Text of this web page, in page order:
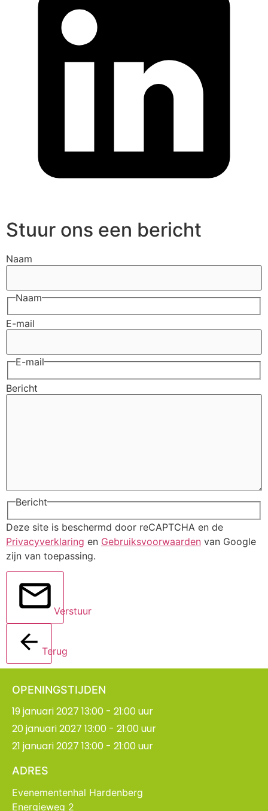
Stuur ons een bericht
Naam
Naam
E-mail
E-mail
Bericht
Bericht
Deze site is beschermd door reCAPTCHA en de
Privacyverklaring en Gebruiksvoorwaarden van Google
zijn van toepassing.
Verstuur
Terug
OPENINGSTIJDEN
19 januari 2027 13:00 - 21:00 uur
20 januari 2027 13:00 - 21:00 uur
21 januari 2027 13:00 - 21:00 uur
ADRES
Evenementenhal Hardenberg
Energieweg 2